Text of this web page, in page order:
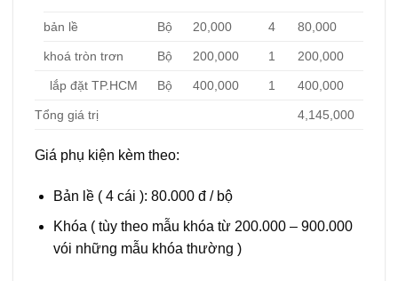
bản lề Bộ 20,000 4 80,000
khoá tròn trơn Bộ 200,000 1 200,000
lắp đặt TP.HCM Bộ 400,000 1 400,000
Tổng giá trị 4,145,000
Giá phụ kiện kèm theo:
Bản lề ( 4 cái ): 80.000 đ / bộ
Khóa ( tùy theo mẫu khóa từ 200.000 – 900.000
vói những mẫu khóa thường )